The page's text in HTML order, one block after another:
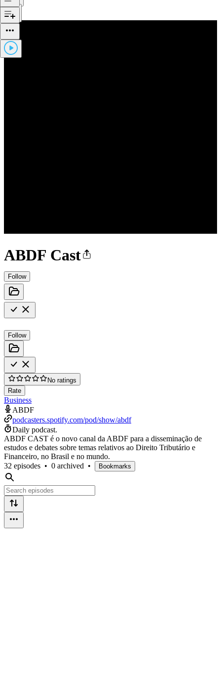
ABDF Cast
Follow
Follow
No ratings
Rate
Business
ABDF
podcasters.spotify.com/pod/show/abdf
Daily podcast.
ABDF CAST é o novo canal da ABDF para a disseminação de
estudos e debates sobre temas relativos ao Direito Tributário e
Financeiro, no Brasil e no mundo.
32 episodes • 0 archived • Bookmarks